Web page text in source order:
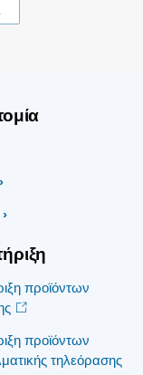
προϊόντων
προϊόντων
τηλεόρασης